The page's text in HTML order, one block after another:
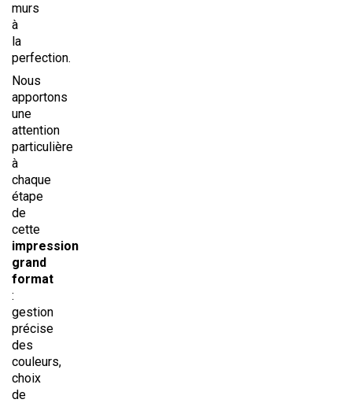
murs
à
la
perfection.
Nous
apportons
une
attention
particulière
à
chaque
étape
de
cette
impression
grand
format
:
gestion
précise
des
couleurs,
choix
de